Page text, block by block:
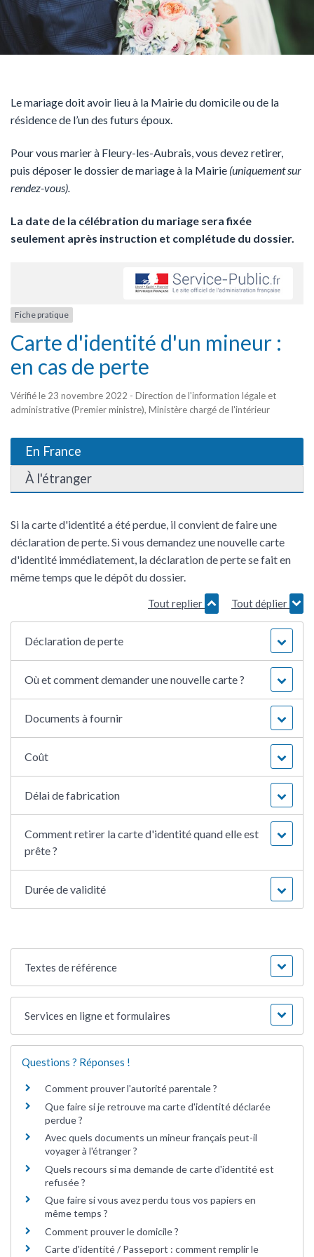
Le mariage doit avoir lieu à la Mairie du domicile ou de la
résidence de l’un des futurs époux.
Pour vous marier à Fleury-les-Aubrais, vous devez retirer,
puis déposer le dossier de mariage à la Mairie (uniquement sur
rendez-vous).
La date de la célébration du mariage sera fixée
seulement après instruction et complétude du dossier.
Fiche pratique
Carte d'identité d'un mineur :
en cas de perte
Vérifié le 23 novembre 2022 - Direction de l'information légale et
administrative (Premier ministre), Ministère chargé de l'intérieur
En France
À l'étranger
Si la carte d'identité a été perdue, il convient de faire une
déclaration de perte. Si vous demandez une nouvelle carte
d'identité immédiatement, la déclaration de perte se fait en
même temps que le dépôt du dossier.
Tout replier Tout déplier
Déclaration de perte
Où et comment demander une nouvelle carte ?
Documents à fournir
Coût
Délai de fabrication
Comment retirer la carte d'identité quand elle est
prête ?
Durée de validité
Textes de référence
Services en ligne et formulaires
Questions ? Réponses !
Comment prouver l'autorité parentale ?
Que faire si je retrouve ma carte d'identité déclarée
perdue ?
Avec quels documents un mineur français peut-il
voyager à l'étranger ?
Quels recours si ma demande de carte d'identité est
refusée ?
Que faire si vous avez perdu tous vos papiers en
même temps ?
Comment prouver le domicile ?
Carte d'identité / Passeport : comment remplir le